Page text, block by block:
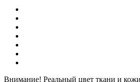
Внимание! Реальный цвет ткани и